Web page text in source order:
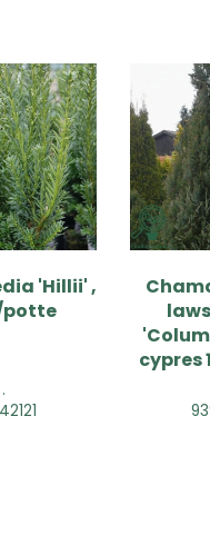
'Hillii' ,
.
cypres